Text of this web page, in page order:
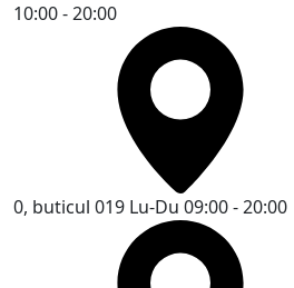
10:00 - 20:00
0, buticul 019 Lu-Du 09:00 - 20:00